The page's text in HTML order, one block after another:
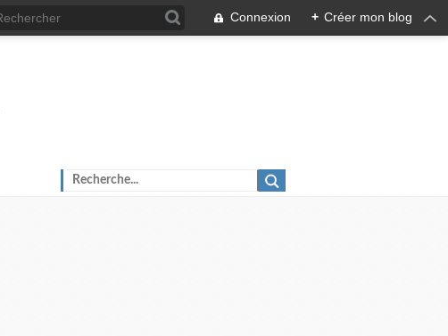
Connexion + Créer mon blog